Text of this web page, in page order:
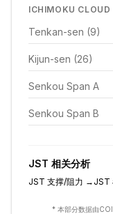
ICHIMOKU CLOUD
Tenkan-sen (9)
Kijun-sen (26)
Senkou Span A
Senkou Span B
JST 相关分析
JST 支撑/阻力 → JST
* 本部分数据由